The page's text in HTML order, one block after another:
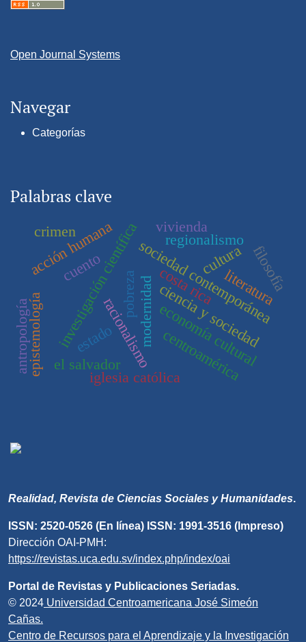
Open Journal Systems
Navegar
Categorías
Palabras clave
racionalismo
modernidad
investigación científica ciencia y sociedad
sociedad contemporánea
acción humana cultura
economía cultural
el salvador
literatura
regionalismo
centroamérica
cuento
estado
vivienda
pobreza
iglesia católica
filosofía
costa rica
epistemología
antropología
crimen
Realidad, Revista de Ciencias Sociales y Humanidades.
ISSN: 2520-0526 (En línea) ISSN: 1991-3516 (Impreso)
Dirección OAI-PMH:
https://revistas.uca.edu.sv/index.php/index/oai
Portal de Revistas y Publicaciones Seriadas.
© 2024 Universidad Centroamericana José Simeón
Cañas.
Centro de Recursos para el Aprendizaje y la Investigación